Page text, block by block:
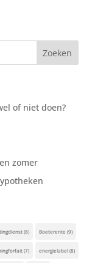
of niet doen?
zomer
(8) Boeterente (9)
(7) energielabel(8)